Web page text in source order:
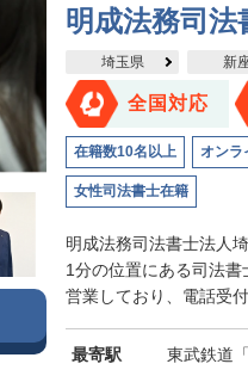
明成法務司法
埼玉県 新
全国対応
在籍数10名以上 オンラ
女性司法書士在籍
明成法務司法書士法人
1分の位置にある司法
営業しており、電話受
最寄駅 東武鉄道